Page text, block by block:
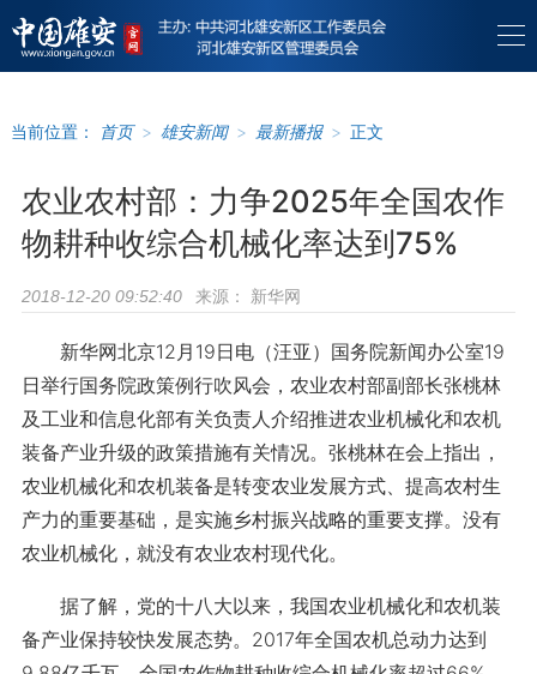
当前位置： 首页 > 雄安新闻 > 最新播报 > 正文
农业农村部：力争2025年全国农作
物耕种收综合机械化率达到75%
2018-12-20 09:52:40 来源： 新华网
新华网北京12月19日电（汪亚）国务院新闻办公室19
日举行国务院政策例行吹风会，农业农村部副部长张桃林
及工业和信息化部有关负责人介绍推进农业机械化和农机
装备产业升级的政策措施有关情况。张桃林在会上指出，
农业机械化和农机装备是转变农业发展方式、提高农村生
产力的重要基础，是实施乡村振兴战略的重要支撑。没有
农业机械化，就没有农业农村现代化。
据了解，党的十八大以来，我国农业机械化和农机装
备产业保持较快发展态势。2017年全国农机总动力达到